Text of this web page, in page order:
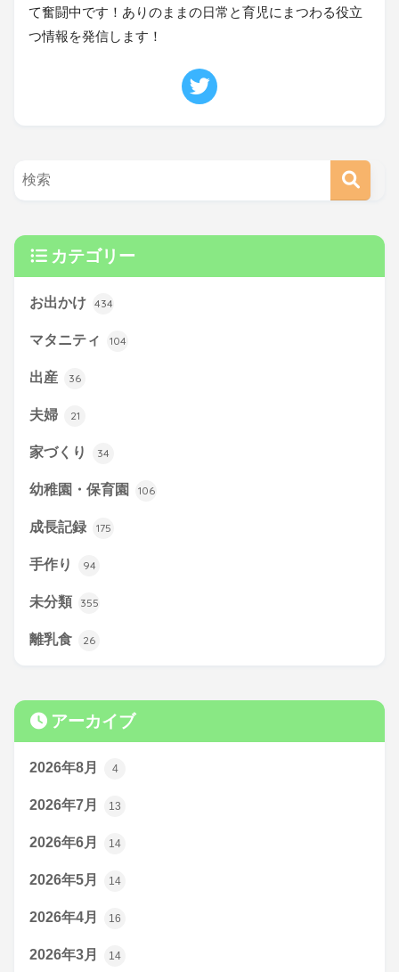
て奮闘中です！ありのままの日常と育児にまつわる役立
つ情報を発信します！
カテゴリー
お出かけ 434
マタニティ 104
出産 36
夫婦 21
家づくり 34
幼稚園・保育園 106
成長記録 175
手作り 94
未分類 355
離乳食 26
アーカイブ
2026年8月 4
2026年7月 13
2026年6月 14
2026年5月 14
2026年4月 16
2026年3月 14